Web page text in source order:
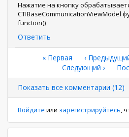
Нажатие на кнопку
CTIBaseCommunicationViewModel
function()
Ответить
Нумерация
страниц
Первая
страница
« Первая ←
‹
Следующая
Следующий ›
Показать все комментарии (12)
Войдите или зарегистрируйтесь,